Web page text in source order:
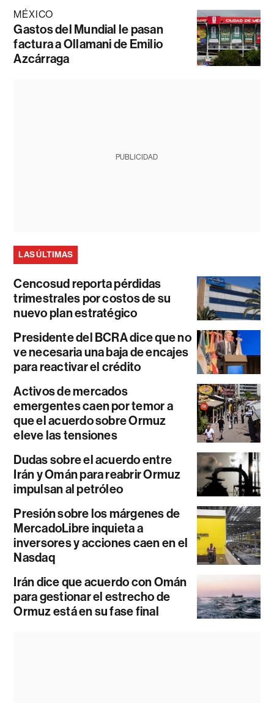
MÉXICO
Gastos del Mundial le pasan
factura a Ollamani de Emilio
Azcárraga
PUBLICIDAD
LAS ÚLTIMAS
Cencosud reporta pérdidas
trimestrales por costos de su
nuevo plan estratégico
Presidente del BCRA dice que no
ve necesaria una baja de encajes
para reactivar el crédito
Activos de mercados
emergentes caen por temor a
que el acuerdo sobre Ormuz
eleve las tensiones
Dudas sobre el acuerdo entre
Irán y Omán para reabrir Ormuz
impulsan al petróleo
Presión sobre los márgenes de
MercadoLibre inquieta a
inversores y acciones caen en el
Nasdaq
Irán dice que acuerdo con Omán
para gestionar el estrecho de
Ormuz está en su fase final